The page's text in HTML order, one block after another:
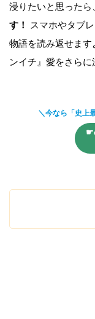
浸りたいと思ったら
す！
スマホやタブ
物語を読み返せま
ンイチ』愛をさらに
＼今なら「史上